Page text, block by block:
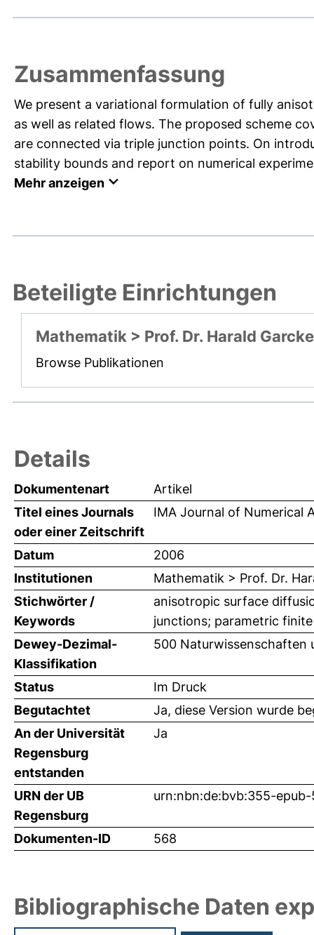
Zusammenfassung
We present a variational formulation of fully
as well as related flows. The proposed scheme
are connected via triple junction points. On
stability bounds and report on numerical
Mehr anzeigen
Beteiligte Einrichtungen
Mathematik > Prof. Dr. Harald Garcke
Browse Publikationen
Details
Dokumentenart
Artikel
Titel eines Journals
oder einer Zeitschrift
IMA Journal of Numerical
Datum
2006
Institutionen
Mathematik > Prof. Dr.
Stichwörter /
Keywords
anisotropic surface
junctions; parametric
Dewey-Dezimal-
Klassifikation
500 Naturwissenschaften
Status
Im Druck
Begutachtet
Ja, diese Version wurde
An der Universität
Regensburg
entstanden
Ja
URN der UB
Regensburg
urn:nbn:de:bvb:355-epub-
Dokumenten-ID 568
Bibliographische Daten